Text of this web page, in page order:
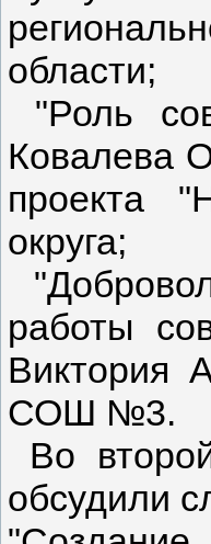
области;
"Роль
Ковалева
проекта
округа;
работы
Виктория
СОШ №3.
Во
обсудили